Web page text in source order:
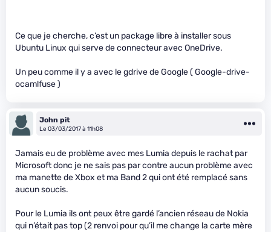
Ce que je cherche, c’est un package libre à installer sous
Ubuntu Linux qui serve de connecteur avec OneDrive.
Un peu comme il y a avec le gdrive de Google ( Google-drive-
ocamlfuse )
John pit
Le 03/03/2017 à 11h08
Jamais eu de problème avec mes Lumia depuis le rachat par
Microsoft donc je ne sais pas par contre aucun problème avec
ma manette de Xbox et ma Band 2 qui ont été remplacé sans
aucun soucis.
Pour le Lumia ils ont peux être gardé l’ancien réseau de Nokia
qui n’était pas top (2 renvoi pour qu’il me change la carte mère